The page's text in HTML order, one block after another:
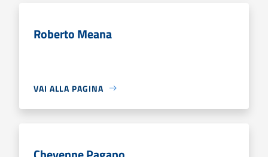
Roberto Meana
VAI ALLA PAGINA